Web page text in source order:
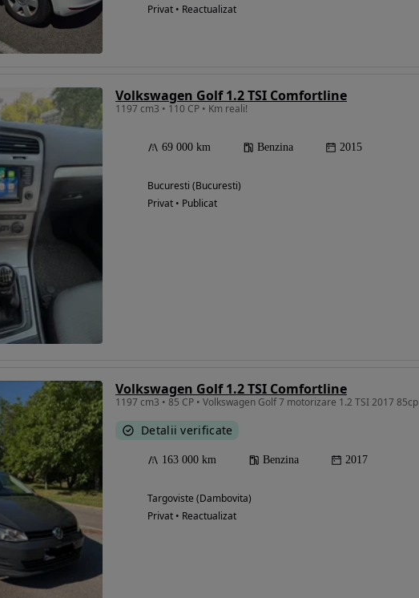
Eligibil pentru
Privat • Reactualizat
Volkswagen Golf 1.2 TSI Comfortline
1197 cm3 • 110 CP • Km reali!
69 000 km Benzina 2015
Bucuresti (Bucuresti)
Privat • Publicat
Volkswagen Golf 1.2 TSI Comfortline
1197 cm3 • 85 CP • Volkswagen Golf 7 motorizare 1.2 TSI 2017 85cp
Detalii verificate
163 000 km Benzina 2017
Targoviste (Dambovita)
Privat • Reactualizat